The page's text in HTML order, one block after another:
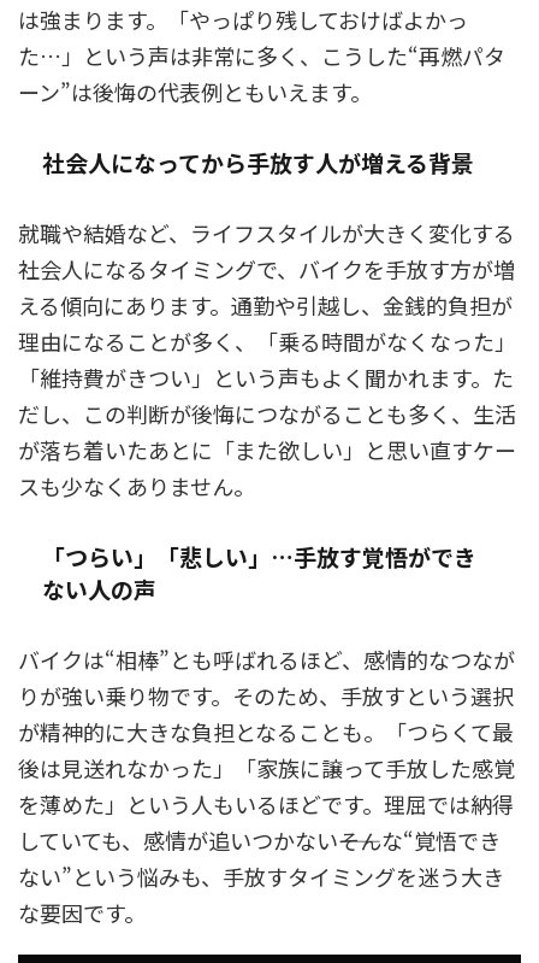
は強まります。「やっぱり残しておけばよかっ
た…」という声は非常に多く、こうした“再燃パタ
ーン”は後悔の代表例ともいえます。
社会人になってから手放す人が増える背景
就職や結婚など、ライフスタイルが大きく変化する
社会人になるタイミングで、バイクを手放す方が増
える傾向にあります。通勤や引越し、金銭的負担が
理由になることが多く、「乗る時間がなくなった」
「維持費がきつい」という声もよく聞かれます。た
だし、この判断が後悔につながることも多く、生活
が落ち着いたあとに「また欲しい」と思い直すケー
スも少なくありません。
「つらい」「悲しい」…手放す覚悟ができ
ない人の声
バイクは“相棒”とも呼ばれるほど、感情的なつなが
りが強い乗り物です。そのため、手放すという選択
が精神的に大きな負担となることも。「つらくて最
後は見送れなかった」「家族に譲って手放した感覚
を薄めた」という人もいるほどです。理屈では納得
していても、感情が追いつかない――そんな“覚悟でき
ない”という悩みも、手放すタイミングを迷う大き
な要因です。